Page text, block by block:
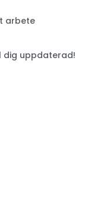
arbete
dig uppdaterad!